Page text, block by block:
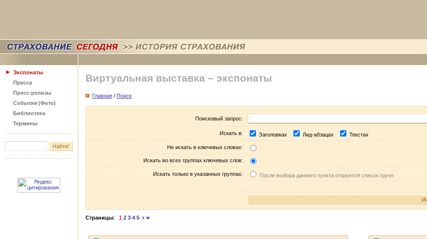
Экспонаты
Пресса
Пресс-релизы
События (Фото)
Библиотека
Термины
Виртуальная выставка – экспонаты
Главная / Поиск
Поисковый запрос:
Искать в: Заголовках Лид-абзацах Текстах
Не искать в ключевых словах:
Искать во всех группах ключевых слов:
Искать только в указанных группах: После выбора данного пункта откроется список групп
Страницы: 1 2 3 4 5